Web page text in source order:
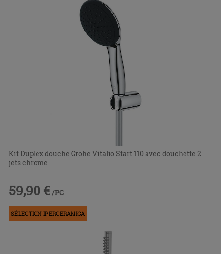
Kit Duplex douche Grohe Vitalio Start 110 avec douchette 2
jets chrome
59,90 € /PC
SÉLECTION IPERCERAMICA